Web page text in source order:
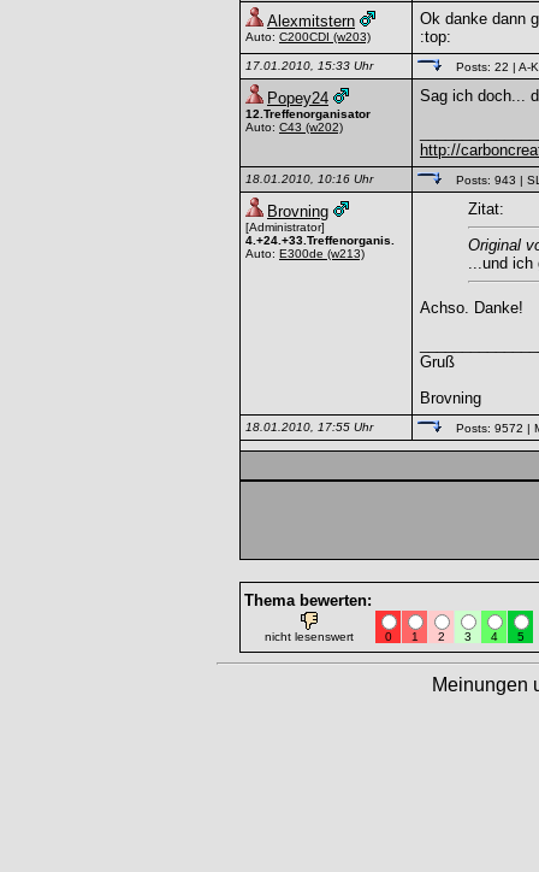
Alexmitstern
Auto: C200CDI (w203)
Ok danke dann
:top:
17.01.2010, 15:33 Uhr Posts: 22 | A-
Popey24
12.Treffenorganisator
Auto: C43 (w202)
Sag ich doch...
http://
18.01.2010, 10:16 Uhr Posts: 943 |
Brovning
[Administrator]
4.+24.+33.Treffenorganis.
Auto: E300de (w213)
Zitat:
Original
...und ich
Achso. Danke!
Gruß
Brovning
18.01.2010, 17:55 Uhr Posts: 9572 |
Thema bewerten:
nicht lesenswert 0 1 2 3 4 5
Meinungen